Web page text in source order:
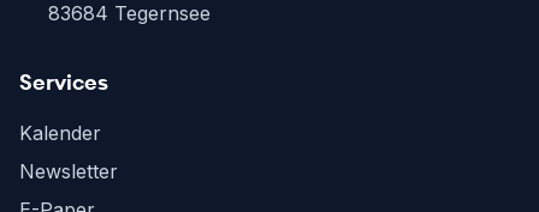
83684 Tegernsee
Services
Kalender
Newsletter